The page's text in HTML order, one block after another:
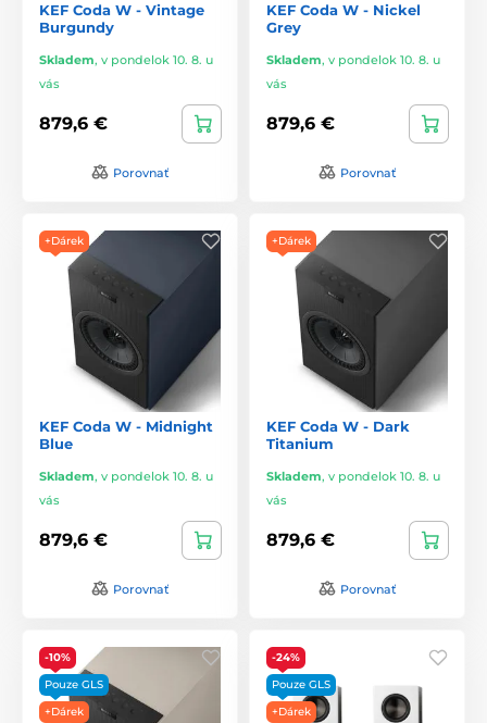
KEF Coda W - Vintage
Burgundy
Skladem, v pondelok 10. 8. u
vás
879,6 €
Porovnať
KEF Coda W - Nickel
Grey
Skladem, v pondelok 10. 8. u
vás
879,6 €
Porovnať
+Dárek
KEF Coda W - Midnight
Blue
Skladem, v pondelok 10. 8. u
vás
879,6 €
Porovnať
+Dárek
KEF Coda W - Dark
Titanium
Skladem, v pondelok 10. 8. u
vás
879,6 €
Porovnať
-10%
Pouze GLS
+Dárek
-24%
Pouze GLS
+Dárek